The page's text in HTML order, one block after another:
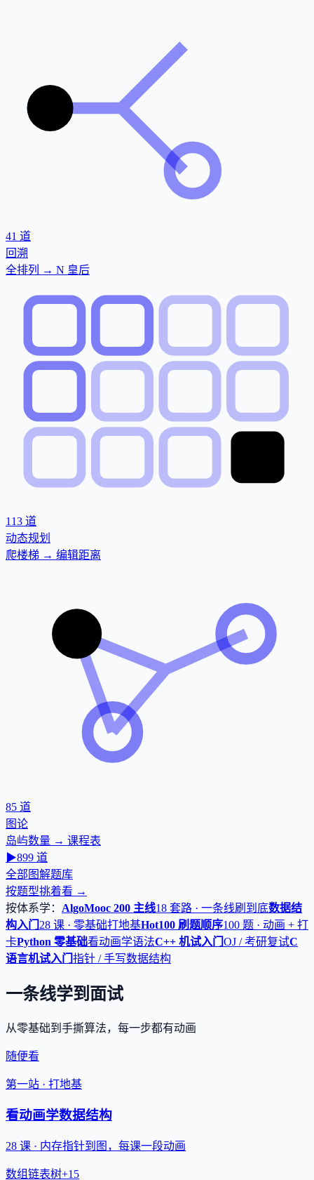
41 道
回溯
全排列 → N 皇后
113 道
动态规划
爬楼梯 → 编辑距离
85 道
图论
岛屿数量 → 课程表
▶899 道
全部图解题库
按题型挑着看 →
按体系学： AlgoMooc 200 主线18 套路 · 一条线刷到底数据结
构入门 28 课 · 零基础打地基Hot100 刷题顺序100 题 · 动画 + 打
卡Python 零基础看动画学语法C++ 机试入门 OJ / 考研复试C
语言机试入门 指针 / 手写数据结构
一条线学到面试
从零基础到手撕算法，每一步都有动画
随便看
第一站 · 打地基
看动画学数据结构
28 课 · 内存指针到图，每课一段动画
数组链表树+15